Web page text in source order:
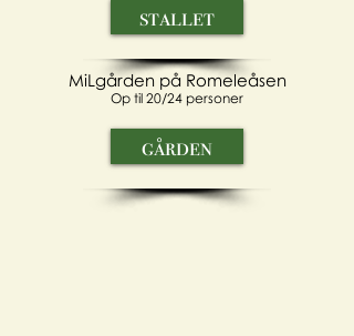
stallet
MiLgården på Romeleåsen
Op til 20/24 personer
gården